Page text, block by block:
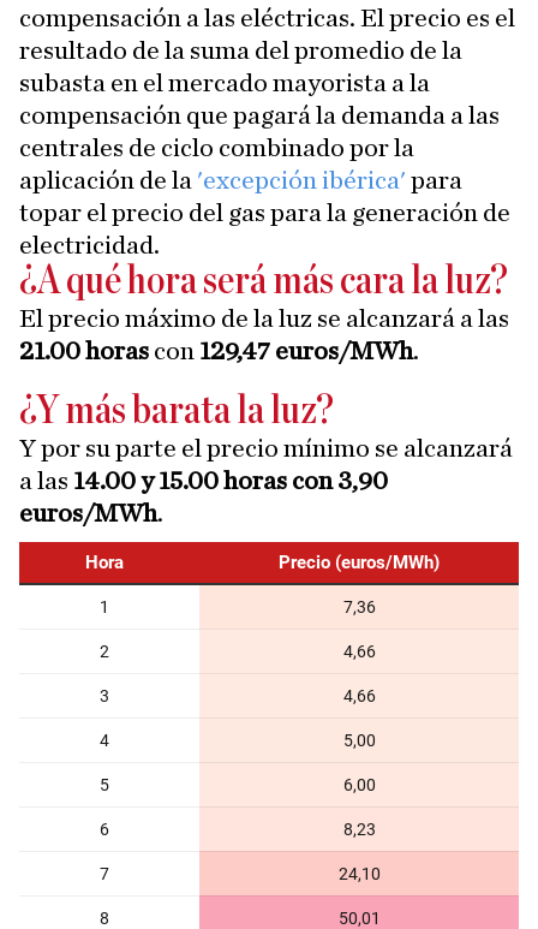
compensación a las eléctricas. El precio es el
resultado de la suma del promedio de la
subasta en el mercado mayorista a la
compensación que pagará la demanda a las
centrales de ciclo combinado por la
aplicación de la 'excepción ibérica' para
topar el precio del gas para la generación de
electricidad.
¿A qué hora será más cara la luz?
El precio máximo de la luz se alcanzará a las
21.00 horas con 129,47 euros/MWh.
¿Y más barata la luz?
Y por su parte el precio mínimo se alcanzará
a las 14.00 y 15.00 horas con 3,90
euros/MWh.